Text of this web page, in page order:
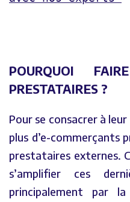
POURQUOI
PRESTATAIRES ?
Pour se consacrer à
plus d’e-commerçants
prestataires externes.
s’amplifier ces
principalement par